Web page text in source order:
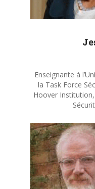
Enseignante à
la Task Force
Hoover